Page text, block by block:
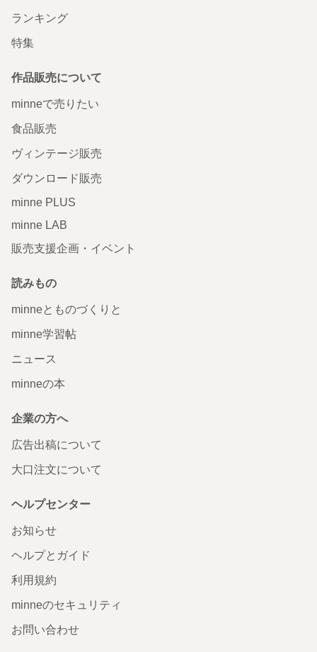
ランキング
特集
作品販売について
minneで売りたい
食品販売
ヴィンテージ販売
ダウンロード販売
minne PLUS
minne LAB
販売支援企画・イベント
読みもの
minneとものづくりと
minne学習帖
ニュース
minneの本
企業の方へ
広告出稿について
大口注文について
ヘルプセンター
お知らせ
ヘルプとガイド
利用規約
minneのセキュリティ
お問い合わせ